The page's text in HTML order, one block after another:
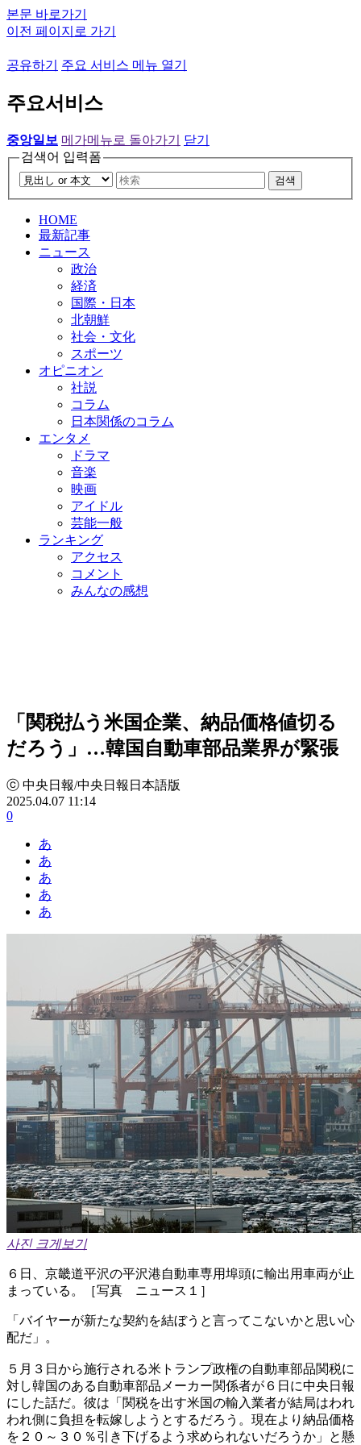
본문 바로가기
이전 페이지로 가기
공유하기 주요 서비스 메뉴 열기
주요서비스
중앙일보 메가메뉴로 돌아가기
닫기
검색어 입력폼
검색
HOME
最新記事
ニュース
政治
経済
国際・日本
北朝鮮
社会・文化
スポーツ
オピニオン
社説
コラム
日本関係のコラム
エンタメ
ドラマ
音楽
映画
アイドル
芸能一般
ランキング
アクセス
コメント
みんなの感想
「関税払う米国企業、納品価格値切る
だろう」…韓国自動車部品業界が緊張
ⓒ 中央日報/中央日報日本語版
2025.04.07 11:14
0
あ
あ
あ
あ
あ
사진 크게보기
６日、京畿道平沢の平沢港自動車専用埠頭に輸出用車両が止
まっている。［写真 ニュース１］
「バイヤーが新たな契約を結ぼうと言ってこないかと思い心
配だ」。
５月３日から施行される米トランプ政権の自動車部品関税に
対し韓国のある自動車部品メーカー関係者が６日に中央日報
にした話だ。彼は「関税を出す米国の輸入業者が結局はわれ
われ側に負担を転嫁しようとするだろう。現在より納品価格
を２０～３０％引き下げるよう求められないだろうか」と懸